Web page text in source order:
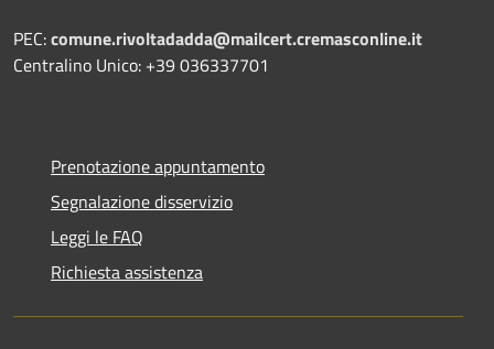
PEC:comune.rivoltadadda@mailcert.cremasconline.it
Centralino Unico: +39 036337701
Prenotazione appuntamento
Segnalazione disservizio
Leggi le FAQ
Richiesta assistenza